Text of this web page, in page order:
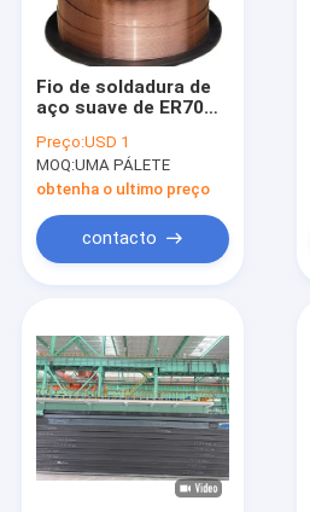
Fio de soldadura de
aço suave de ER70S-
produção de aço da
construção e da
maquinaria
Preço:USD 1
MOQ:UMA PÁLETE
obtenha o ultimo preço
contacto